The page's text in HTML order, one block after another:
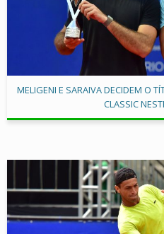
MELIGENI E SARAIVA DECIDEM O
CLASSIC